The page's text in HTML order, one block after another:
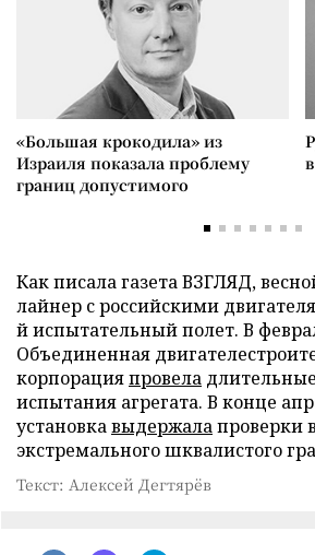
«Большая крокодила» из
Израиля показала проблему
границ допустимого
Как писала газета ВЗГЛЯД,
лайнер с российскими
й испытательный полет. В
Объединенная
корпорацияпровела
испытания агрегата. В конце
установкавыдержалапроверки
экстремального шквалистого
Текст: Алексей Дегтярёв